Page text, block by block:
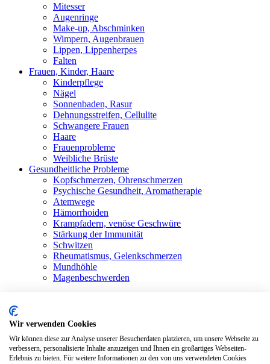
Mitesser
Augenringe
Make-up, Abschminken
Wimpern, Augenbrauen
Lippen, Lippenherpes
Falten
Frauen, Kinder, Haare
Kinderpflege
Nägel
Sonnenbaden, Rasur
Dehnungsstreifen, Cellulite
Schwangere Frauen
Haare
Frauenprobleme
Weibliche Brüste
Gesundheitliche Probleme
Kopfschmerzen, Ohrenschmerzen
Psychische Gesundheit, Aromatherapie
Atemwege
Hämorrhoiden
Krampfadern, venöse Geschwüre
Stärkung der Immunität
Schwitzen
Rheumatismus, Gelenkschmerzen
Mundhöhle
Magenbeschwerden
Bewertungen
Anmelden / Registrieren
Wir verwenden Cookies
Wir können diese zur Analyse unserer Besucherdaten platzieren, um unsere Webseite zu
verbessern, personalisierte Inhalte anzuzeigen und Ihnen ein großartiges Webseiten-
Erlebnis zu bieten. Für weitere Informationen zu den von uns verwendeten Cookies